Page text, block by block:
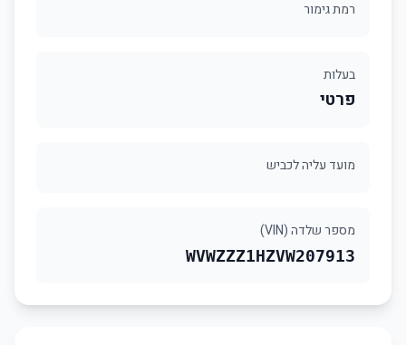
רמת גימור
בעלות
פרטי
מועד עליה לכביש
מספר שלדה (VIN)
WVWZZZ1HZVW207913